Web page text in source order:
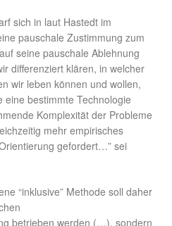
sich in laut Hastedt im
pauschale Zustimmung zum
seine pauschale Ablehnung
differenziert klären, in welcher
wir leben können und wollen,
eine bestimmte Technologie
Komplexität der Probleme
mehr empirisches
gefordert…” sei
“inklusive” Methode soll daher
betrieben werden (…), sondern